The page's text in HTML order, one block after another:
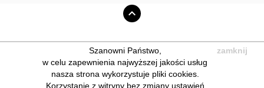
Szanowni Państwo,
w celu zapewnienia najwyższej jakości usług
nasza strona wykorzystuje pliki cookies.
Korzystanie z witryny bez zmiany ustawień
zamknij